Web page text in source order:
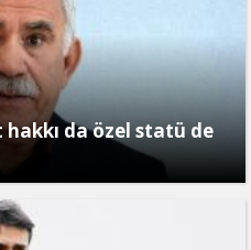
da özel statü de